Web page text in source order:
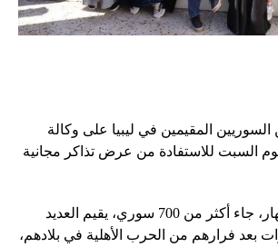
السوريين المقيمين في ليبيا على وكالة
السبت للاستفادة من عرض تذاكر مجانية
وبحلول منتصف النهار، جاء أكثر من 700 سوري، يقيم العديد
بعد فرارهم من الحرب الأهلية في بلادهم،